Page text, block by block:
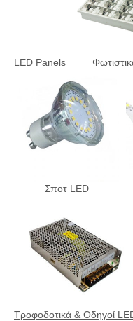
LED Panels
Σποτ LED
Τροφοδοτικά & Οδηγοί